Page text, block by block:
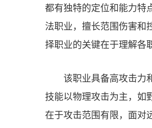
都有独特的定位和能力特
法职业，擅长范围伤害和
择职业的关键在于理解各
该职业具备高攻击力
技能以物理攻击为主，如
在于攻击范围有限，面对